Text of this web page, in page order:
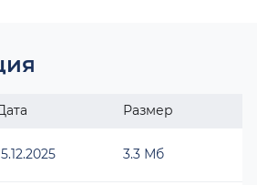
Размер
3.3 Мб